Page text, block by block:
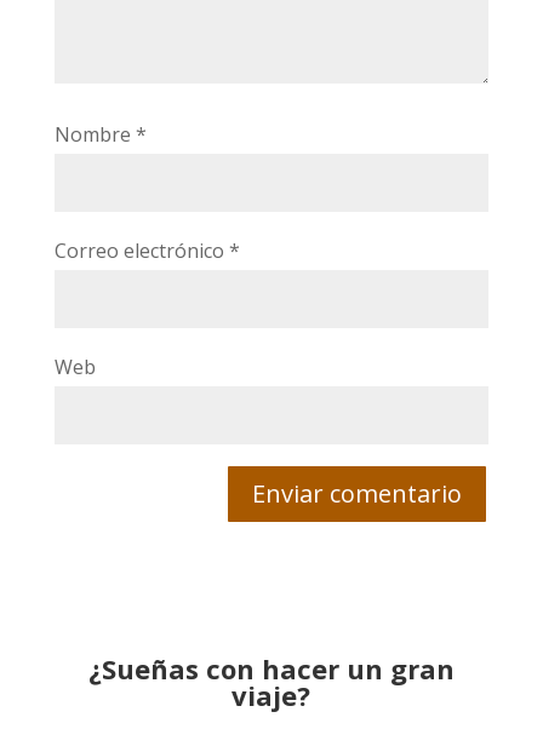
Nombre *
Correo electrónico *
Web
¿Sueñas con hacer un gran
viaje?